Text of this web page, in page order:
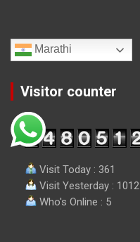
Marathi
Visitor counter
Visit Today : 361
Visit Yesterday : 1012
Who's Online : 5